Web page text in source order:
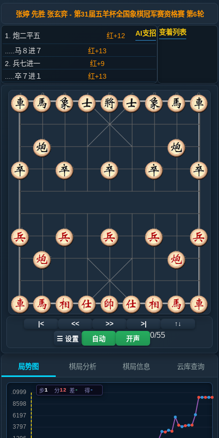
张婷 先胜 张玄弈 - 第31届五羊杯全国象棋冠军赛资格赛 第6轮
1. 炮二平五 红+12 AI支招
.....马８进７
红+13
2. 兵七进一
红+9
.....卒７进１
红+13
3. 马八进七
红+8
.....车９平８
红+11
4. 马二进三
红+8
.....马２进３
红+9
5. 车一进一
红+4
.....象３进５
6. 车一平四
红+5
车一平六
.....砲８进２
红+4
砲８平９
7. 炮八平九
红+0
8. 车九平八
红+4
兵五进一
.....卒３进１
红+4
9. 车八进四
红+0
.....卒３进１
10. 车八平七
红+2
.....马３进４
红+3
红+0
车四平八
.....士４进５
红+1
车２平３
12. 兵三进一
红+0
车四平八
红+0
红+0
.....卒５进１
红+0
14. 马三进五
黑+5
马七进五
.....砲８进１
红+144
卒５进１
15. 车七平三
红+197
.....马４进３
16. 炮五平二
.....砲８平９
变着列表
|< << >> >| ↑↓
☰ 设置 自动 开声 0/55
局势图 棋局分析 棋局信息 云库查询
步1 分12 差- 得-